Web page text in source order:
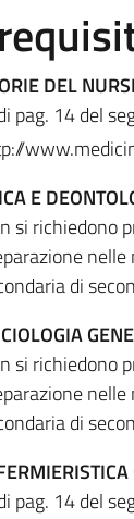
DEL
pag. 14 del
E
si richiedono
di
si richiedono
di
pag. 14 del